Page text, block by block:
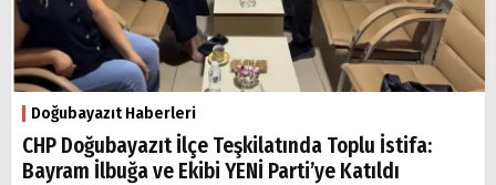
Doğubayazıt Haberleri
CHP Doğubayazıt İlçe Teşkilatında Toplu İstifa:
Bayram İlbuğa ve Ekibi YENİ Parti’ye Katıldı